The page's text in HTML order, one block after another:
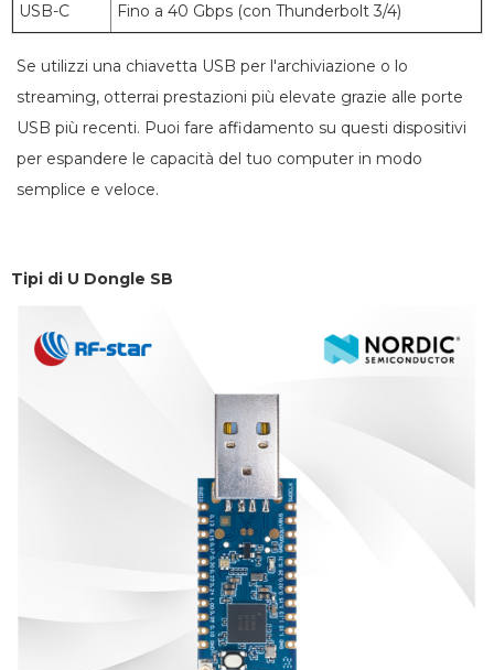
USB-C Fino a 40 Gbps (con Thunderbolt 3/4)
Se utilizzi una chiavetta USB per l'archiviazione o lo
streaming, otterrai prestazioni più elevate grazie alle porte
USB più recenti. Puoi fare affidamento su questi dispositivi
per espandere le capacità del tuo computer in modo
semplice e veloce.
Tipi di U Dongle SB